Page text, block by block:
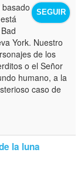
SEGUIR
York. Nuestro
de los
o el Señor
humano, a la
caso de
la luna